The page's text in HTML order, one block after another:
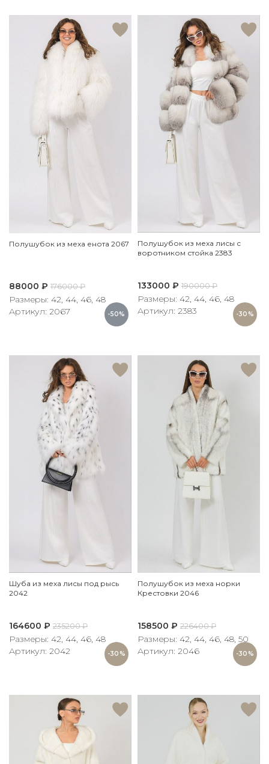
-50%
Полушубок из меха енота 2067
88000 ₽ 176000₽
Размеры: 42, 44, 46, 48
Артикул: 2067
-30%
Полушубок из меха лисы с
воротником стойка 2383
133000 ₽ 190000₽
Размеры: 42, 44, 46, 48
Артикул: 2383
-30%
Шуба из меха лисы под рысь
2042
164600 ₽ 235200₽
Размеры: 42, 44, 46, 48
Артикул: 2042
-30%
Полушубок из меха норки
Крестовки 2046
158500 ₽ 226400₽
Размеры: 42, 44, 46, 48, 50
Артикул: 2046